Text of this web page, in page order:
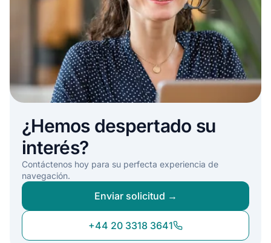
¿Hemos despertado su
interés?
Contáctenos hoy para su perfecta experiencia de
navegación.
Enviar solicitud →
+44 20 3318 3641